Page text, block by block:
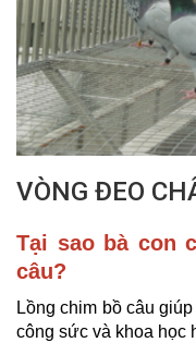
VÒNG ĐEO
Tại sao bà con
câu?
Lồng chim bồ câu
công sức và khoa học